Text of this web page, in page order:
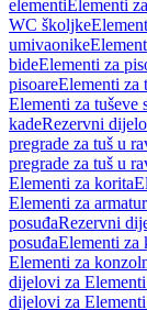
elementiElementi
WC školjke
umivaonike
bideElementi za
pisoareElementi za
Elementi za tuševe
kadeRezervni
pregrade za tuš u
pregrade za tuš u
Elementi za korita
Elementi za
posuđaRezervni
posuđaElementi za
Elementi za
dijelovi za
dijelovi za